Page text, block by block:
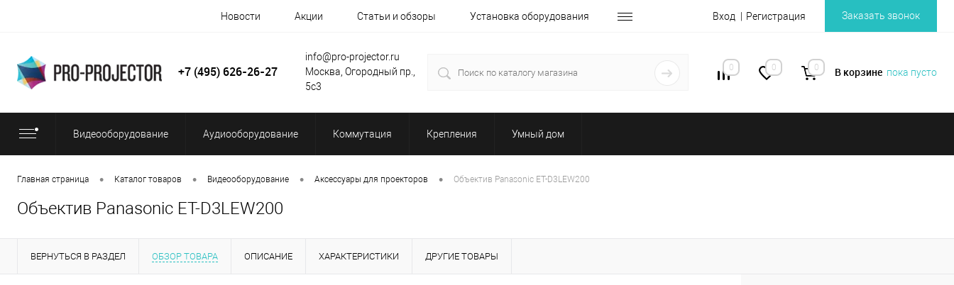
Новости Акции Статьи и обзоры Установка оборудования Вход Регистрация Заказать звонок
+7 (495) 626-26-27
info@pro-projector.ru
Москва, Огородный пр.,
5с3
0 0 0 В корзине пока пусто
Видеооборудование Аудиооборудование Коммутация Крепления Умный дом
Главная страница • Каталог товаров • Видеооборудование • Аксессуары для проекторов • Объектив Panasonic ET-D3LEW200
Объектив Panasonic ET-D3LEW200
ВЕРНУТЬСЯ В РАЗДЕЛ ОБЗОР ТОВАРА ОПИСАНИЕ ХАРАКТЕРИСТИКИ ДРУГИЕ ТОВАРЫ